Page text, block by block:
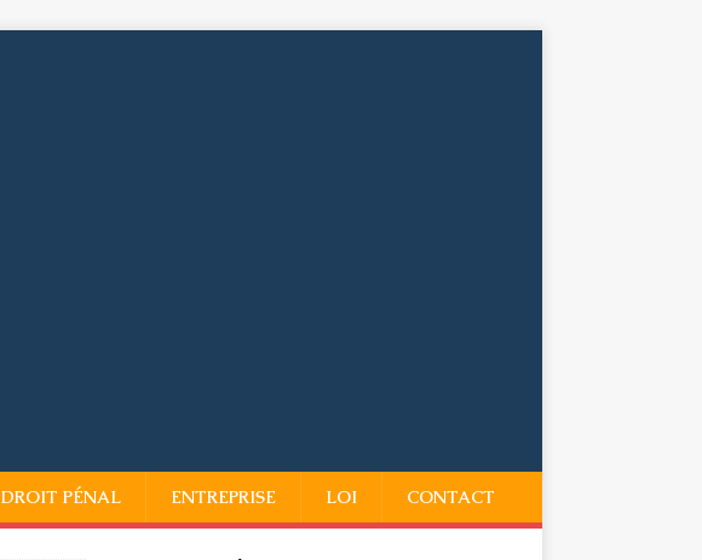
DROIT PÉNAL ENTREPRISE LOI CONTACT